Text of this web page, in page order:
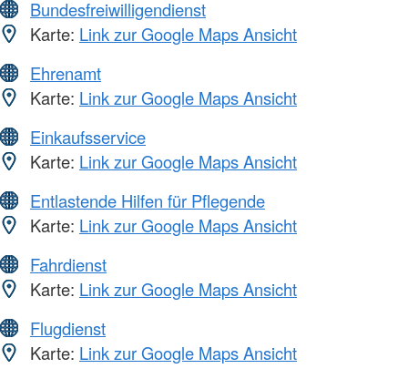
Bundesfreiwilligendienst
Karte: Link zur Google Maps Ansicht
Ehrenamt
Karte: Link zur Google Maps Ansicht
Einkaufsservice
Karte: Link zur Google Maps Ansicht
Entlastende Hilfen für Pflegende
Karte: Link zur Google Maps Ansicht
Fahrdienst
Karte: Link zur Google Maps Ansicht
Flugdienst
Karte: Link zur Google Maps Ansicht